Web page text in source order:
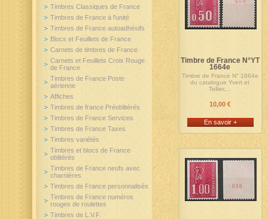
Timbre de France N°YT
1664e
Timbre de France N° 1664e
du catalogue Yvert et
Tellier,...
10,00 €
En savoir +
Timbres Classiques de France
Timbres de France à l'unité
Timbres de France autoadhésifs
Blocs et Feuillets de France
Carnets de timbres de France
Carnets et Feuillets Croix Rouge
de France
Timbres de France Poste
aérienne
Affiches
Timbres de france Préoblitérés
Timbres de France Services
Timbres de France Taxes
Timbres variétés
Timbres et blocs de France
oblitérés
Timbres de France neufs avec
charnières
Timbres de France personnalisés
Timbres de France numéros
rouges de roulettes
Timbres de L.V.F.